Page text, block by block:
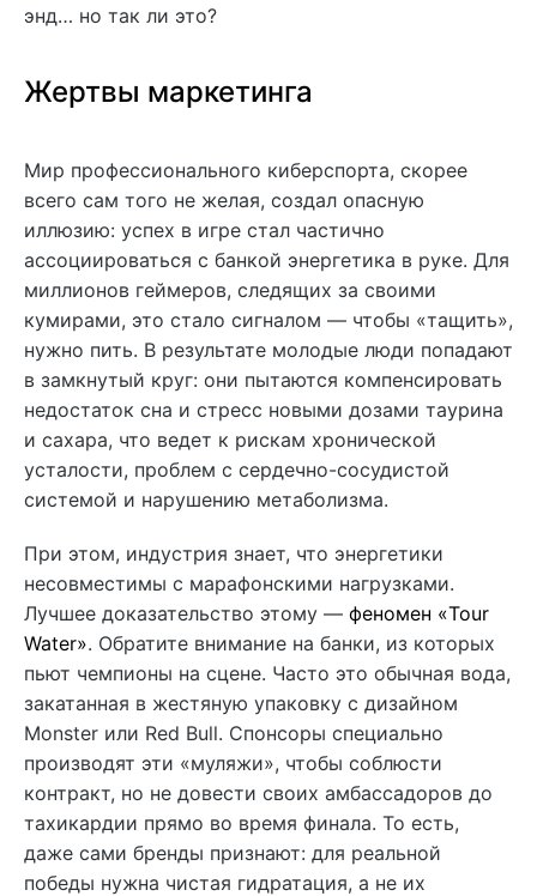
энд… но так ли это?
Жертвы маркетинга
Мир профессионального киберспорта, скорее
всего сам того не желая, создал опасную
иллюзию: успех в игре стал частично
ассоциироваться с банкой энергетика в руке. Для
миллионов геймеров, следящих за своими
кумирами, это стало сигналом — чтобы «тащить»,
нужно пить. В результате молодые люди попадают
в замкнутый круг: они пытаются компенсировать
недостаток сна и стресс новыми дозами таурина
и сахара, что ведет к рискам хронической
усталости, проблем с сердечно-сосудистой
системой и нарушению метаболизма.
При этом, индустрия знает, что энергетики
несовместимы с марафонскими нагрузками.
Лучшее доказательство этому — феномен «Tour
Water». Обратите внимание на банки, из которых
пьют чемпионы на сцене. Часто это обычная вода,
закатанная в жестяную упаковку с дизайном
Monster или Red Bull. Спонсоры специально
производят эти «муляжи», чтобы соблюсти
контракт, но не довести своих амбассадоров до
тахикардии прямо во время финала. То есть,
даже сами бренды признают: для реальной
победы нужна чистая гидратация, а не их